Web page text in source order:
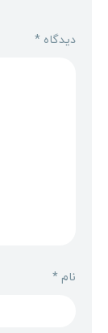
دیدگاه *
نام*